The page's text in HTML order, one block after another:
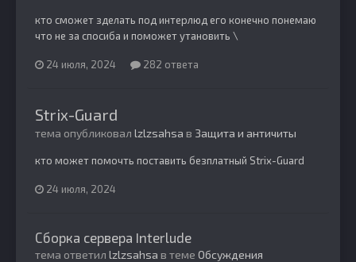
кто сможет зделать под интерлюд его конечно понемаю
что не за спосиба и поможет утановить \
24 июля, 2024 282 ответа
Strix-Guard
тема опубликовал lzlzsahsa в Защита и античиты
кто может помочть поставить безплатный Strix-Guard
24 июля, 2024
Сборка сервера Interlude
тема ответил lzlzsahsa в теме Обсуждения